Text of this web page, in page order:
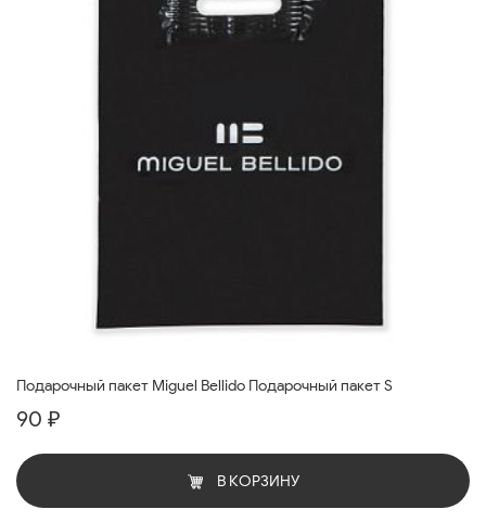
Подарочный пакет Miguel Bellido Подарочный пакет S
90 ₽
В КОРЗИНУ